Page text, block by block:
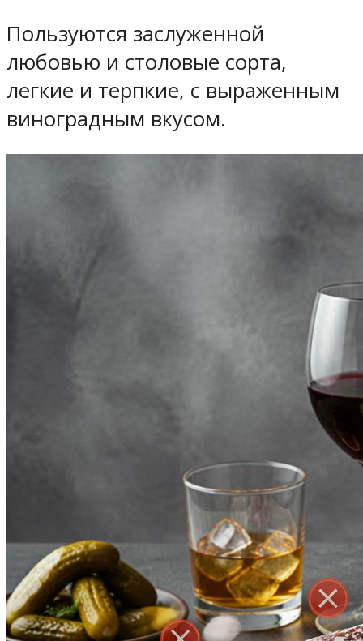
Пользуются заслуженной
любовью и столовые сорта,
легкие и терпкие, с выраженным
виноградным вкусом.